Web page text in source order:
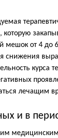
которую
мешок от 4 до
снижения
курса
лечащим
и в